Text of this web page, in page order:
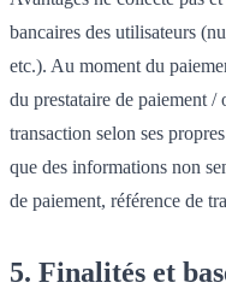
bancaires des utilisateurs
etc.). Au moment du
du prestataire de paiement /
transaction selon ses
que des informations non
de paiement, référence de
5. Finalités et